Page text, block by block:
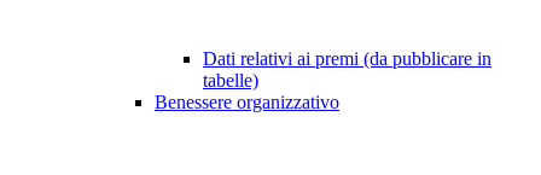
Dati relativi ai premi (da pubblicare in
tabelle)
Benessere organizzativo